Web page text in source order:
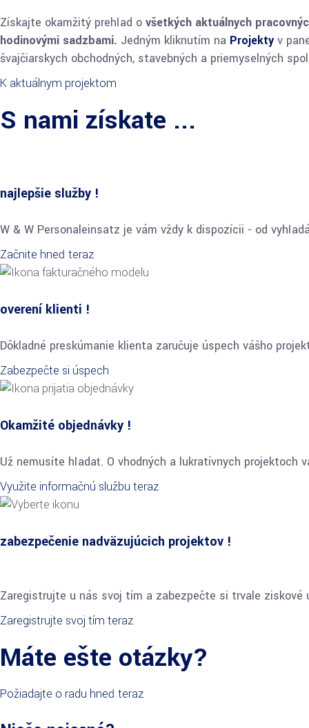
Získajte okamžitý prehľad o všetkých aktuálnych
hodinovými sadzbami. Jedným kliknutím na Projekty v
švajčiarskych obchodných, stavebných a priemyselných
K aktuálnym projektom
S nami získate ...
najlepšie služby !
W & W Personaleinsatz je vám vždy k dispozícii - od
Začnite hneď teraz
overení klienti !
Dôkladné preskúmanie klienta zaručuje úspech vášho
Zabezpečte si úspech
Okamžité objednávky !
Už nemusíte hľadať. O vhodných a lukratívnych projektoch
Využite informačnú službu teraz
zabezpečenie nadväzujúcich projektov !
Zaregistrujte u nás svoj tím a zabezpečte si trvale ziskové
Zaregistrujte svoj tím teraz
Máte ešte otázky?
Požiadajte o radu hneď teraz